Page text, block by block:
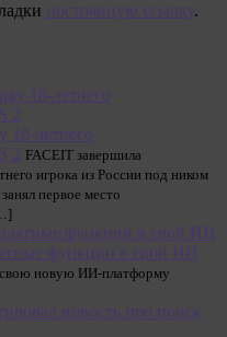
постоянную ссылку.
18-летнего
2 FACEIT завершила
игрока из России под ником
первое место
функции в свой ИИ
свою новую ИИ-платформу